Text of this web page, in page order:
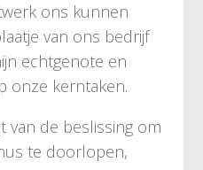
ons kunnen
van ons bedrijf
echtgenote en
onze kerntaken.
van de beslissing om
te doorlopen,